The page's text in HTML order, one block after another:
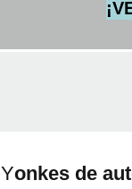
Yonkes de